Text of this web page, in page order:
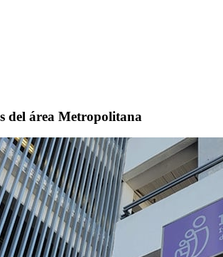
del área Metropolitana